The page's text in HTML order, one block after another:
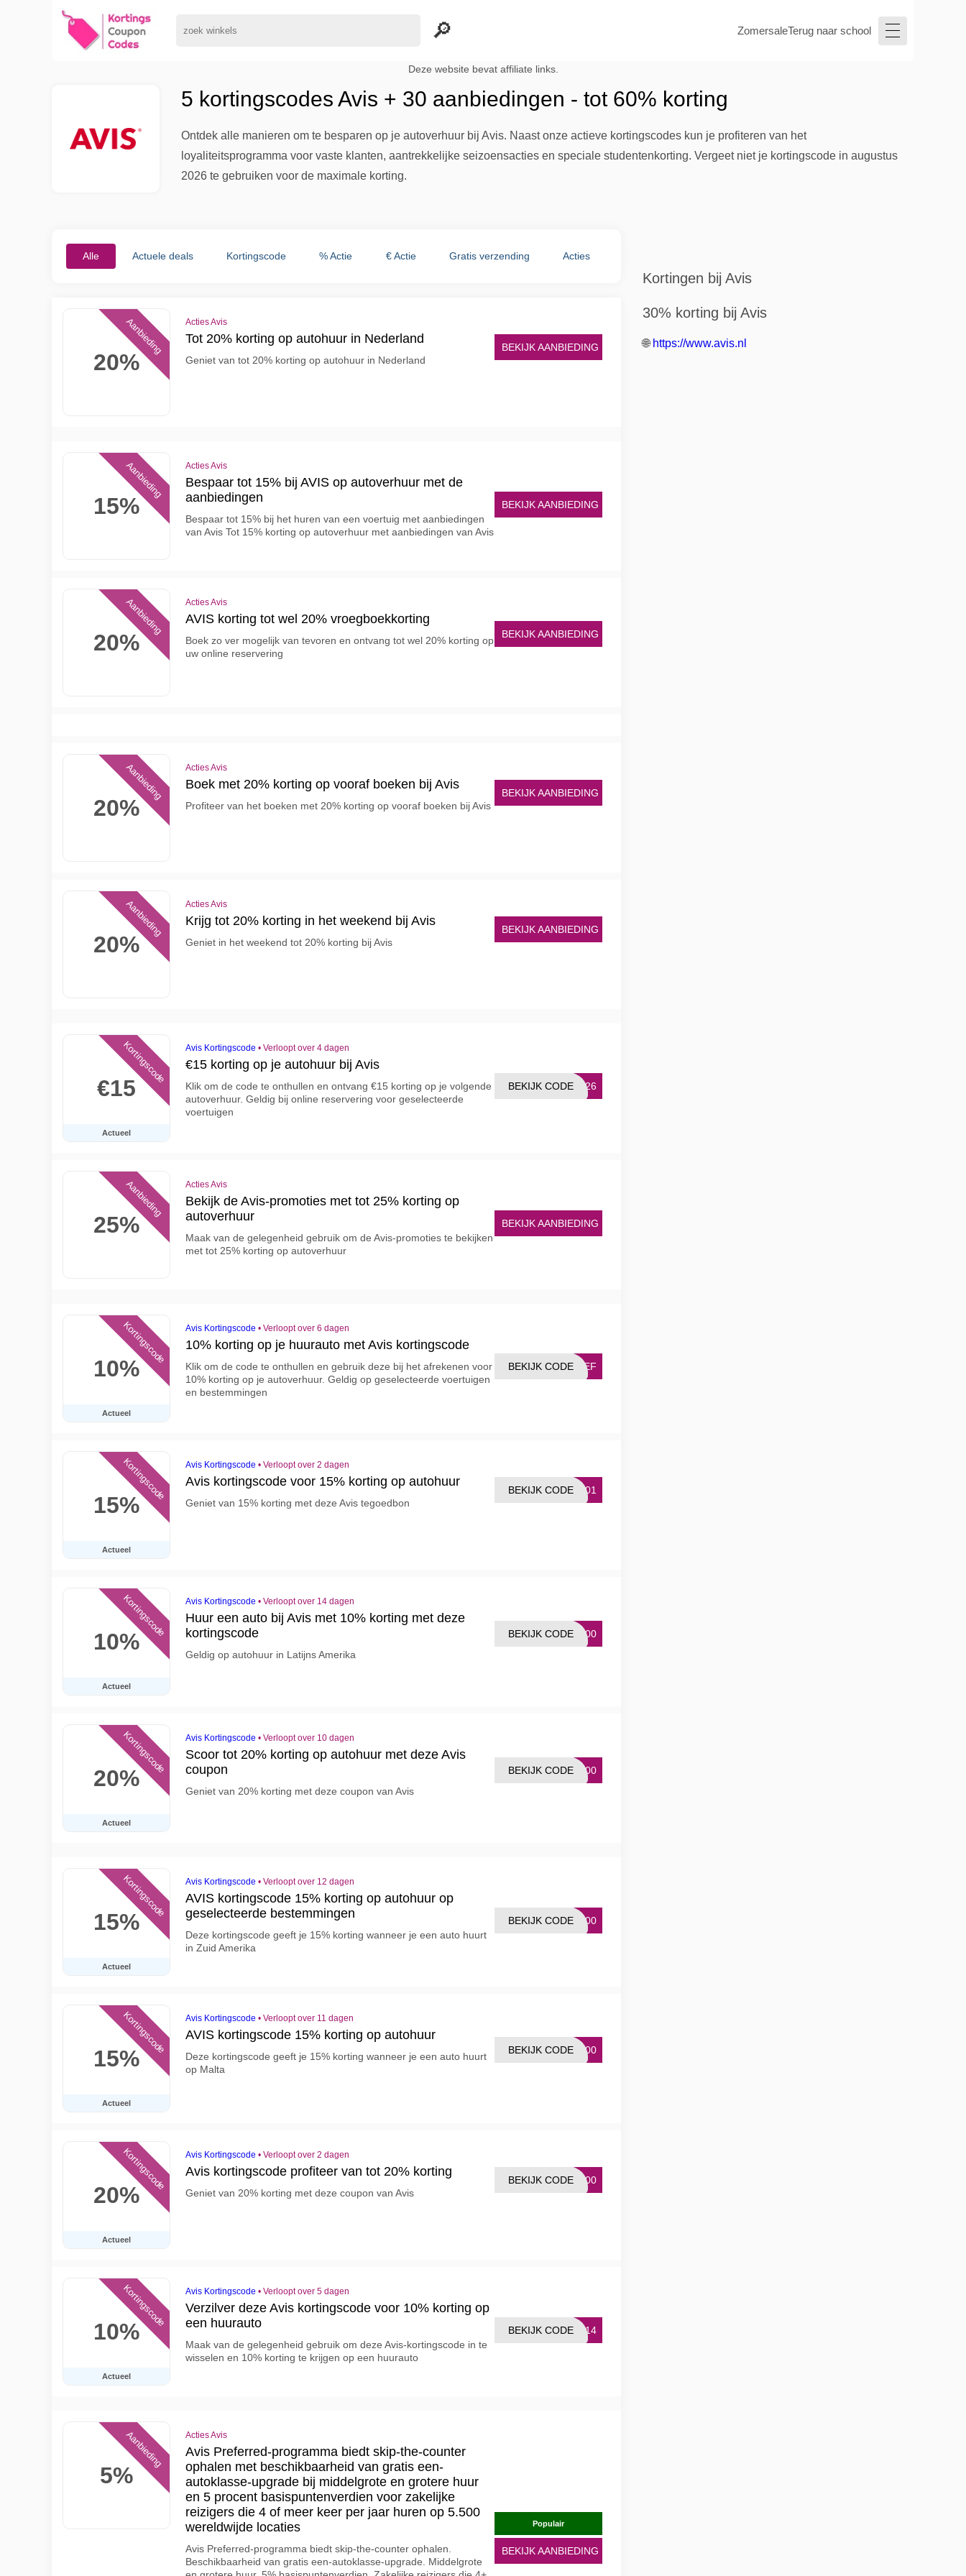
ZomersaleTerug naar school
Deze website bevat affiliate links.
5 kortingscodes Avis + 30 aanbiedingen - tot 60% korting
Ontdek alle manieren om te besparen op je autoverhuur bij Avis. Naast onze actieve kortingscodes kun je profiteren van het
loyaliteitsprogramma voor vaste klanten, aantrekkelijke seizoensacties en speciale studentenkorting. Vergeet niet je kortingscode in augustus
2026 te gebruiken voor de maximale korting.
Alle Actuele deals Kortingscode % Actie € Actie Gratis verzending Acties
20%
Aanbieding Acties Avis
Tot 20% korting op autohuur in Nederland
Geniet van tot 20% korting op autohuur in Nederland
BEKIJK AANBIEDING
15%
Aanbieding Acties Avis
Bespaar tot 15% bij AVIS op autoverhuur met de
aanbiedingen
Bespaar tot 15% bij het huren van een voertuig met aanbiedingen
van Avis Tot 15% korting op autoverhuur met aanbiedingen van Avis
BEKIJK AANBIEDING
20%
Aanbieding Acties Avis
AVIS korting tot wel 20% vroegboekkorting
Boek zo ver mogelijk van tevoren en ontvang tot wel 20% korting op
uw online reservering
BEKIJK AANBIEDING
20%
Aanbieding Acties Avis
Boek met 20% korting op vooraf boeken bij Avis
Profiteer van het boeken met 20% korting op vooraf boeken bij Avis
BEKIJK AANBIEDING
20%
Aanbieding Acties Avis
Krijg tot 20% korting in het weekend bij Avis
Geniet in het weekend tot 20% korting bij Avis
BEKIJK AANBIEDING
€15
Actueel
Kortingscode Avis Kortingscode • Verloopt over 4 dagen
€15 korting op je autohuur bij Avis
Klik om de code te onthullen en ontvang €15 korting op je volgende
autoverhuur. Geldig bij online reservering voor geselecteerde
voertuigen
OM26
BEKIJK CODE
25%
Aanbieding Acties Avis
Bekijk de Avis-promoties met tot 25% korting op
autoverhuur
Maak van de gelegenheid gebruik om de Avis-promoties te bekijken
met tot 25% korting op autoverhuur
BEKIJK AANBIEDING
10%
Actueel
Kortingscode Avis Kortingscode • Verloopt over 6 dagen
10% korting op je huurauto met Avis kortingscode
Klik om de code te onthullen en gebruik deze bij het afrekenen voor
10% korting op je autoverhuur. Geldig op geselecteerde voertuigen
en bestemmingen
RIEF
BEKIJK CODE
15%
Actueel
Kortingscode Avis Kortingscode • Verloopt over 2 dagen
Avis kortingscode voor 15% korting op autohuur
Geniet van 15% korting met deze Avis tegoedbon
1101
BEKIJK CODE
10%
Actueel
Kortingscode Avis Kortingscode • Verloopt over 14 dagen
Huur een auto bij Avis met 10% korting met deze
kortingscode
Geldig op autohuur in Latijns Amerika
2500
BEKIJK CODE
20%
Actueel
Kortingscode Avis Kortingscode • Verloopt over 10 dagen
Scoor tot 20% korting op autohuur met deze Avis
coupon
Geniet van 20% korting met deze coupon van Avis
2000
BEKIJK CODE
15%
Actueel
Kortingscode Avis Kortingscode • Verloopt over 12 dagen
AVIS kortingscode 15% korting op autohuur op
geselecteerde bestemmingen
Deze kortingscode geeft je 15% korting wanneer je een auto huurt
in Zuid Amerika
2500
BEKIJK CODE
15%
Actueel
Kortingscode Avis Kortingscode • Verloopt over 11 dagen
AVIS kortingscode 15% korting op autohuur
Deze kortingscode geeft je 15% korting wanneer je een auto huurt
op Malta
5200
BEKIJK CODE
20%
Actueel
Kortingscode Avis Kortingscode • Verloopt over 2 dagen
Avis kortingscode profiteer van tot 20% korting
Geniet van 20% korting met deze coupon van Avis
5000
BEKIJK CODE
10%
Actueel
Kortingscode Avis Kortingscode • Verloopt over 5 dagen
Verzilver deze Avis kortingscode voor 10% korting op
een huurauto
Maak van de gelegenheid gebruik om deze Avis-kortingscode in te
wisselen en 10% korting te krijgen op een huurauto
0514
BEKIJK CODE
5%
Aanbieding Acties Avis
Avis Preferred-programma biedt skip-the-counter
ophalen met beschikbaarheid van gratis een-
autoklasse-upgrade bij middelgrote en grotere huur
en 5 procent basispuntenverdien voor zakelijke
reizigers die 4 of meer keer per jaar huren op 5.500
wereldwijde locaties
Avis Preferred-programma biedt skip-the-counter ophalen.
Beschikbaarheid van gratis een-autoklasse-upgrade. Middelgrote
Populair
BEKIJK AANBIEDING
Kortingen bij Avis
30% korting bij Avis
🌐 https://www.avis.nl